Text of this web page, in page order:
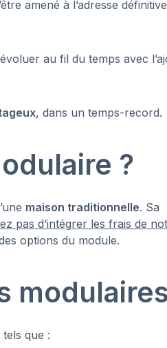
amené à l’adresse
au fil du temps avec
, dans un temps-record.
?
maison traditionnelle. Sa
pas d’intégrer les frais de
options du module.
que :